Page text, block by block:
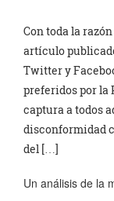
Con toda la
artículo
Twitter y
preferidos por la
captura a todos
disconformidad
del […]
Un análisis de la